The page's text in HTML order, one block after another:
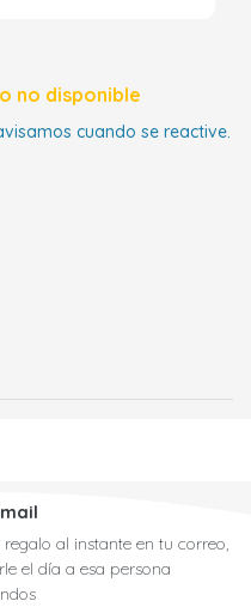
no disponible
cuando se reactive.
al instante en tu correo,
el día a esa persona